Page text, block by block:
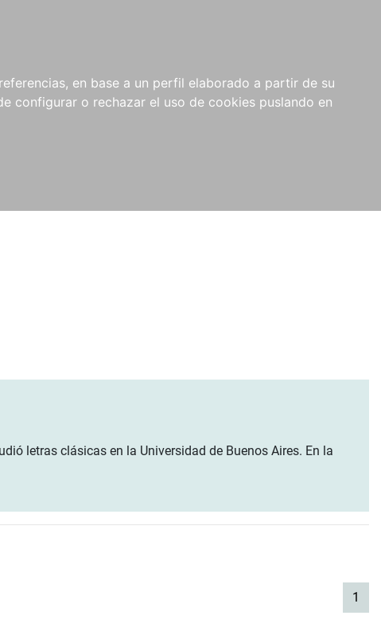
en base a un perfil elaborado a partir de su
configurar o rechazar el uso de cookies puslando en
letras clásicas en la Universidad de Buenos Aires. En la
1